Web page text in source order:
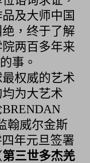
及大师中国
，终于了解
两百多年来
事。
权威的艺术
为大艺术
翰威尔金斯
年元旦签署
第三世多杰羌